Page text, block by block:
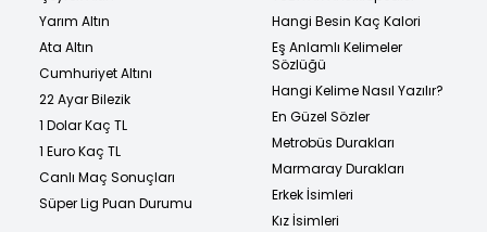
Yarım Altın
Ata Altın
Cumhuriyet Altını
22 Ayar Bilezik
1 Dolar Kaç TL
1 Euro Kaç TL
Canlı Maç Sonuçları
Süper Lig Puan Durumu
Hangi Besin Kaç Kalori
Eş Anlamlı Kelimeler
Sözlüğü
Hangi Kelime Nasıl Yazılır?
En Güzel Sözler
Metrobüs Durakları
Marmaray Durakları
Erkek İsimleri
Kız İsimleri